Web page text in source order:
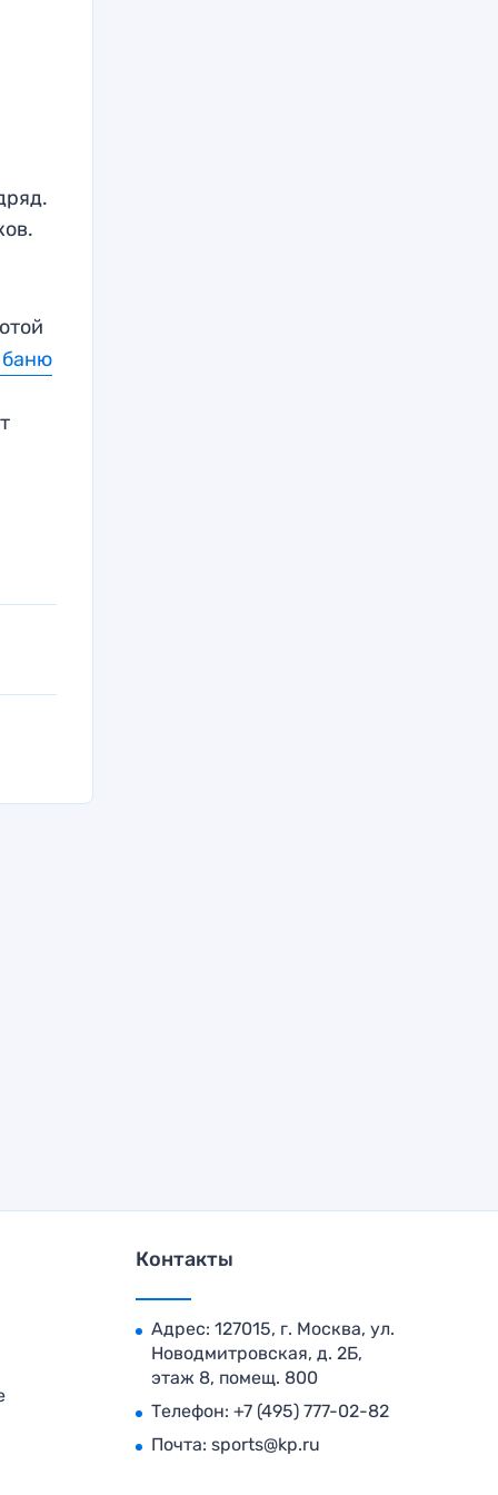
баню
Контакты
Адрес: 127015, г. Москва, ул.
Новодмитровская, д. 2Б,
этаж 8, помещ. 800
Телефон: +7 (495) 777-02-82
Почта: sports@kp.ru